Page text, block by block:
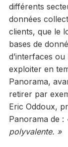
différents
données
clients, que le
bases de
d’interfaces
exploiter en
Panorama,
retirer par
Eric Oddoux,
Panorama de :
polyvalente. »